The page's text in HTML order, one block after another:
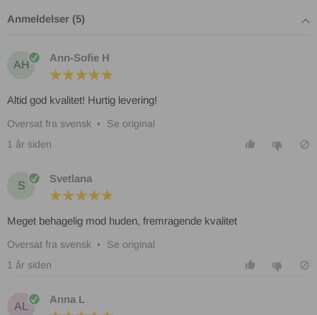
Anmeldelser (5)
AH
Ann-Sofie H
Altid god kvalitet! Hurtig levering!
Oversat fra svensk •
Se original
1 år siden
S
Svetlana
Meget behagelig mod huden, fremragende kvalitet
Oversat fra svensk •
Se original
1 år siden
AL
Anna L